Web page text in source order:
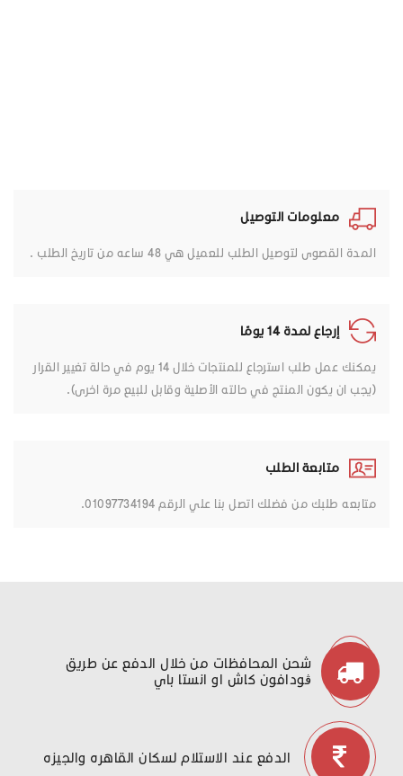
معلومات التوصيل
المدة القصوى لتوصيل الطلب للعميل هي 48 ساعه من تاريخ الطلب .
إرجاع لمدة 14 يومًا
يمكنك عمل طلب استرجاع للمنتجات خلال 14 يوم في حالة تغيير القرار
(يجب ان يكون المنتج في حالته الأصلية وقابل للبيع مرة اخرى).
متابعة الطلب
متابعه طلبك من فضلك اتصل بنا علي الرقم 01097734194.
شحن المحافظات من خلال الدفع عن طريق
ڤودافون كاش او انستا باي
الدفع عند الاستلام لسكان القاهره والجيزه